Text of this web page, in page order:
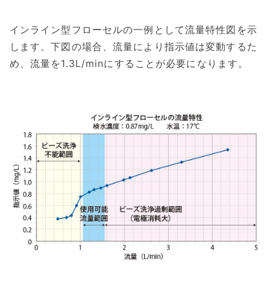
インライン型フローセルの一例として流量特性図を示
します。下図の場合、流量により指示値は変動するた
め、流量を1.3L/minにすることが必要になります。